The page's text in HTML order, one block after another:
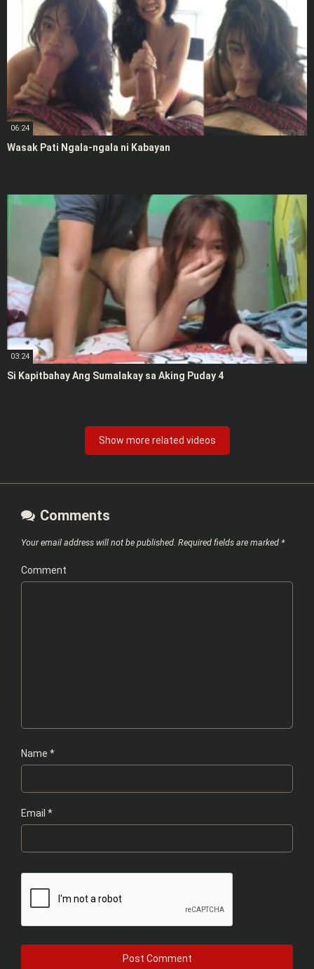
06:24
Wasak Pati Ngala-ngala ni Kabayan
03:24
Si Kapitbahay Ang Sumalakay sa Aking Puday 4
Show more related videos
Comments
Your email address will not be published. Required fields are marked *
Comment
Name *
Email *